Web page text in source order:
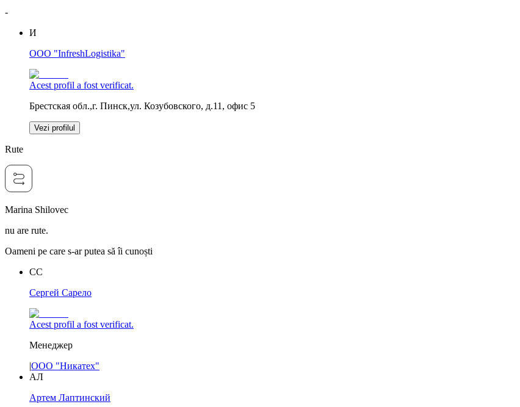
-
И
OOO "InfreshLogistika"
Acest profil a fost verificat.
Брестская обл.,г. Пинск,ул. Козубовского, д.11, офис 5
Vezi profilul
Rute
Marina Shilovec
nu are rute.
Oameni pe care s-ar putea să îi cunoști
CС
Cергей Сарело
Acest profil a fost verificat.
Менеджер
|ООО "Никатех"
АЛ
Артем Лаптинский